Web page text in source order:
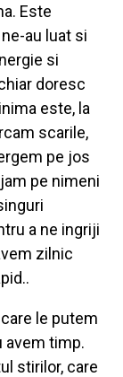
Este
au luat si
si
doresc
este, la
scarile,
pe jos
pe nimeni
a ne ingriji
zilnic
le putem
avem timp.
stirilor, care